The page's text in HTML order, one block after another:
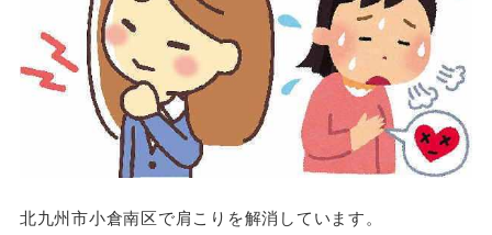
北九州市小倉南区で肩こりを解消しています。